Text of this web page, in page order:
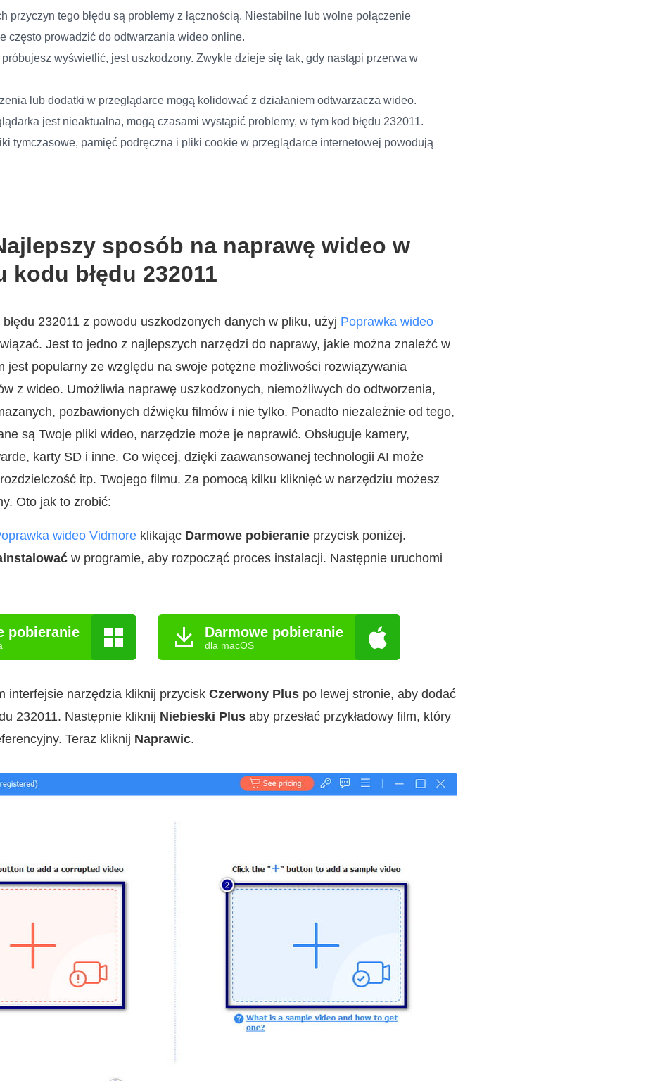
przyczyn tego błędu są problemy z łącznością. Niestabilne lub wolne połączenie
często prowadzić do odtwarzania wideo online.
wyświetlić, jest uszkodzony. Zwykle dzieje się tak, gdy nastąpi przerwa w
lub dodatki w przeglądarce mogą kolidować z działaniem odtwarzacza wideo.
jest nieaktualna, mogą czasami wystąpić problemy, w tym kod błędu 232011.
tymczasowe, pamięć podręczna i pliki cookie w przeglądarce internetowej powodują
sposób na naprawę wideo w
kodu błędu 232011
232011 z powodu uszkodzonych danych w pliku, użyj Poprawka wideo
Jest to jedno z najlepszych narzędzi do naprawy, jakie można znaleźć w
jest popularny ze względu na swoje potężne możliwości rozwiązywania
z wideo. Umożliwia naprawę uszkodzonych, niemożliwych do odtworzenia,
pozbawionych dźwięku filmów i nie tylko. Ponadto niezależnie od tego,
są Twoje pliki wideo, narzędzie może je naprawić. Obsługuje kamery,
karty SD i inne. Co więcej, dzięki zaawansowanej technologii AI może
itp. Twojego filmu. Za pomocą kilku kliknięć w narzędziu możesz
Oto jak to zrobić:
wideo Vidmore klikając Darmowe pobieranie przycisk poniżej.
w programie, aby rozpocząć proces instalacji. Następnie uruchomi
pobieranie Darmowe pobieranie
dla macOS
interfejsie narzędzia kliknij przycisk Czerwony Plus po lewej stronie, aby dodać
232011. Następnie kliknij Niebieski Plus aby przesłać przykładowy film, który
Teraz kliknij Naprawic.